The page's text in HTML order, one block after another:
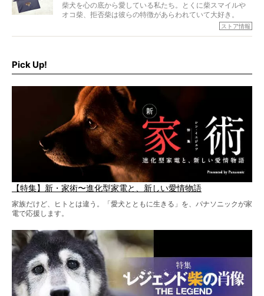
柴犬を心の底から愛している私たち。とくに柴スマイルや
オコ柴、拒否柴は彼らの特徴があらわれていて大好き。
でもちょっと待て…もうひとつ、忘れてはならない愛おしい
ストア情報
Pick Up!
【特集】新・家術〜進化型家電と、新しい愛情物語
家族だけど、ヒトとは違う。「愛犬とともに生きる」を、パナソニックが家
電で応援します。